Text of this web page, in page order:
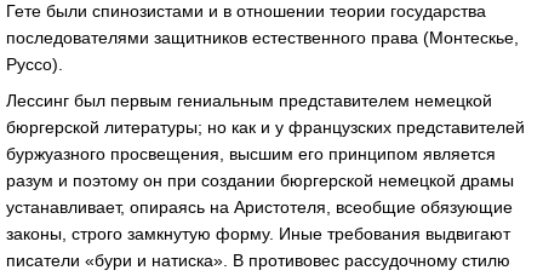
Гете были спинозистами и в отношении теории государства
последователями защитников естественного права (Монтескье,
Руссо).
Лессинг был первым гениальным представителем немецкой
бюргерской литературы; но как и у французских представителей
буржуазного просвещения, высшим его принципом является
разум и поэтому он при создании бюргерской немецкой драмы
устанавливает, опираясь на Аристотеля, всеобщие обязующие
законы, строго замкнутую форму. Иные требования выдвигают
писатели «бури и натиска». В противовес рассудочному стилю